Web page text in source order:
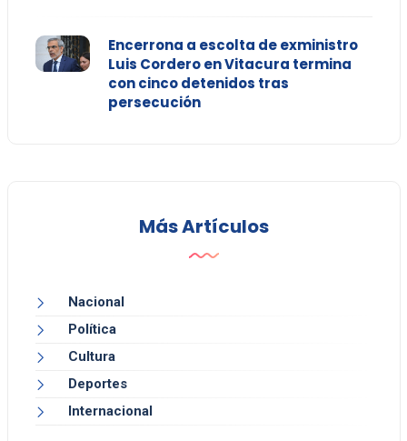
Encerrona a escolta de exministro
Luis Cordero en Vitacura termina
con cinco detenidos tras
persecución
Más Artículos
Nacional
Política
Cultura
Deportes
Internacional